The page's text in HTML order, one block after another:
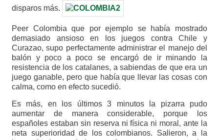
disparos más.
Peer Colombia que por ejemplo se había mostrado
demasiado ansioso en los juegos contra Chile y
Curazao, supo perfectamente administrar el manejo del
balón y poco a poco se encargó de ir minando la
resistencia de los catalanes, a sabiendas de que era un
juego ganable, pero que había que llevar las cosas con
calma, como en efecto sucedió.
Es más, en los últimos 3 minutos la pizarra pudo
aumentar de manera considerable, porque los
españoles estaban sin reserva ni física ni moral, ante la
neta superioridad de los colombianos. Salieron, a la